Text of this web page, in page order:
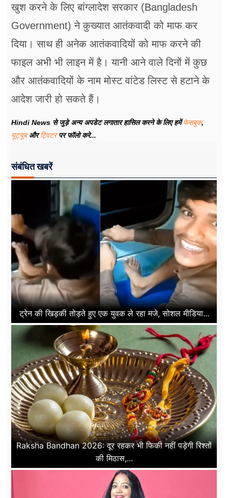
खुश करने के लिए बांग्लादेश सरकार (Bangladesh
Government) ने कुख्यात आतंकवादी को माफ कर
दिया। साथ ही अनेक आतंकवादियों को माफ करने की
फाइल अभी भी लाइन में है। यानी आने वाले दिनों में कुछ
और आतंकवादियों के नाम मोस्ट वांटेड लिस्ट से हटाने के
आदेश जारी हो सकते हैं।
Hindi News से जुड़े अन्य अपडेट लगातार हासिल करने के लिए हमेंफेसबुक,
यूट्यूबऔरट्विटरपर फॉलो करे...
संबंधित खबरें
ट्रेन की खिड़की तोड़ते हुए एक युवक ले रहा मजे, सोशल मीडिया...
Raksha Bandhan 2026: दूर रहकर भी फिकी नहीं पड़ेगी रिश्तों
की मिठास,...